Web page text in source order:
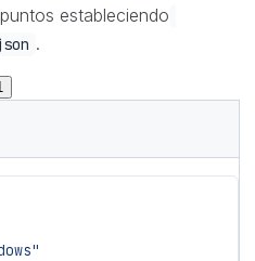
estableciendo
.